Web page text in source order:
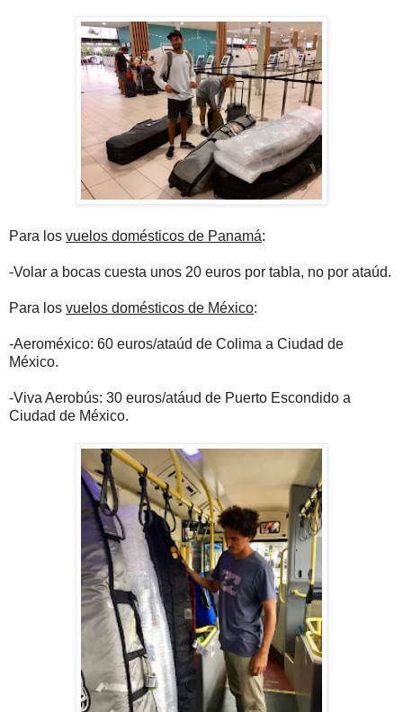
Para los vuelos domésticos de Panamá:
-Volar a bocas cuesta unos 20 euros por tabla, no por ataúd.
Para los vuelos domésticos de México:
-Aeroméxico: 60 euros/ataúd de Colima a Ciudad de
México.
-Viva Aerobús: 30 euros/atáud de Puerto Escondido a
Ciudad de México.